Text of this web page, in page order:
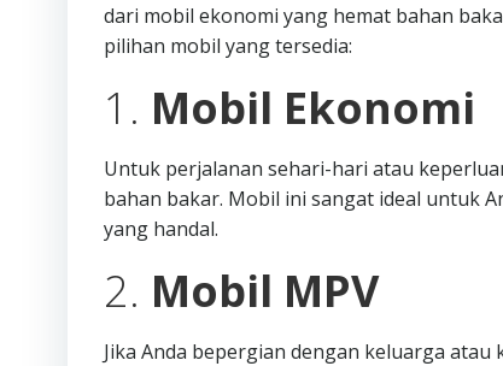
dari mobil ekonomi yang hemat bahan
pilihan mobil yang tersedia:
1. Mobil Ekonomi
Untuk perjalanan sehari-hari atau
bahan bakar. Mobil ini sangat ideal untuk
yang handal.
2. Mobil MPV
Jika Anda bepergian dengan keluarga